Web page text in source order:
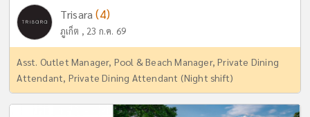
Trisara(4)
ภูเก็ต , 23 ก.ค. 69
Asst. Outlet Manager, Pool & Beach Manager, Private Dining
Attendant, Private Dining Attendant (Night shift)